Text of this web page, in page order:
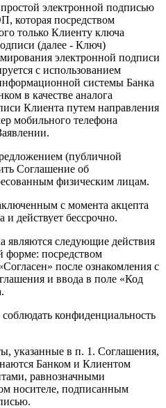
электронной подписью
которая посредством
только Клиенту ключа
(далее - Ключ)
электронной подписи
с использованием
системы Банка
в качестве аналога
Клиента путем направления
мобильного телефона
(публичной
Соглашение об
физическим лицам.
с момента акцепта
действует бессрочно.
являются следующие действия
форме: посредством
после ознакомления с
и ввода в поле «Код
конфиденциальность
указанные в п. 1. Соглашения,
Банком и Клиентом
равнозначными
носителе, подписанным